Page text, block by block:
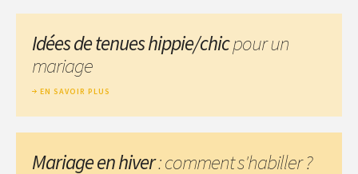
Idées de tenues hippie/chicpour un
mariage
EN SAVOIR PLUS
Mariage en hiver: comment s'habiller ?